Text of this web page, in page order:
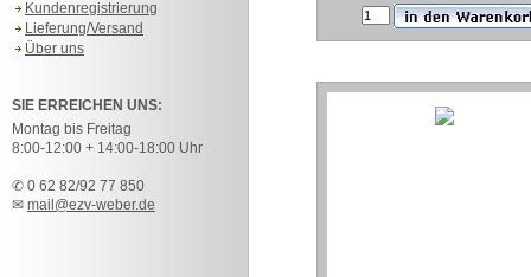
Kundenregistrierung
Lieferung/Versand
Über uns
SIE ERREICHEN UNS:
Montag bis Freitag
8:00-12:00 + 14:00-18:00 Uhr
✆ 0 62 82/92 77 850
✉ mail@ezv-weber.de